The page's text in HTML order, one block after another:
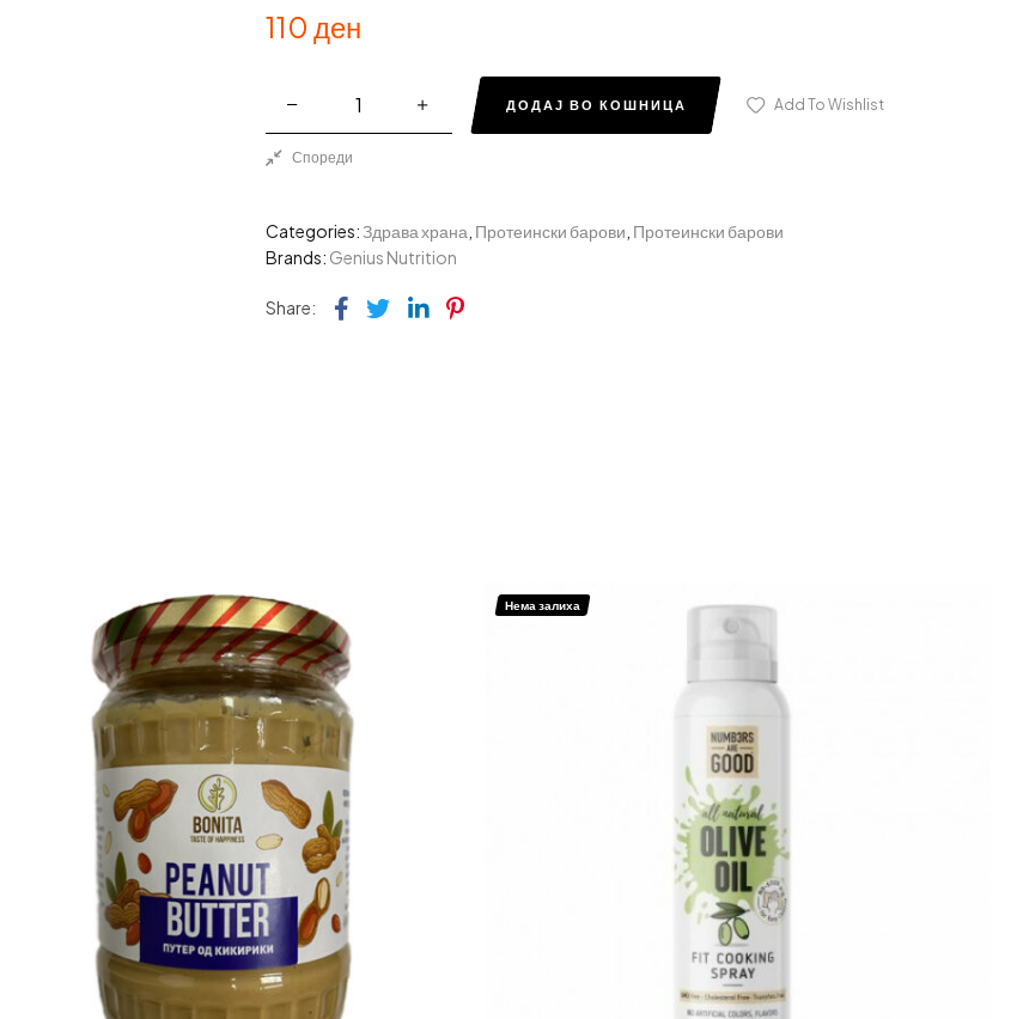
110 ден
ДОДАЈ ВО КОШНИЦА Add To Wishlist
Спореди
Categories:Здрава храна Протеински барови Протеински барови
Brands: Genius Nutrition
Share: Facebook
TwitterLinkedin
Pinterest
Нема залиха